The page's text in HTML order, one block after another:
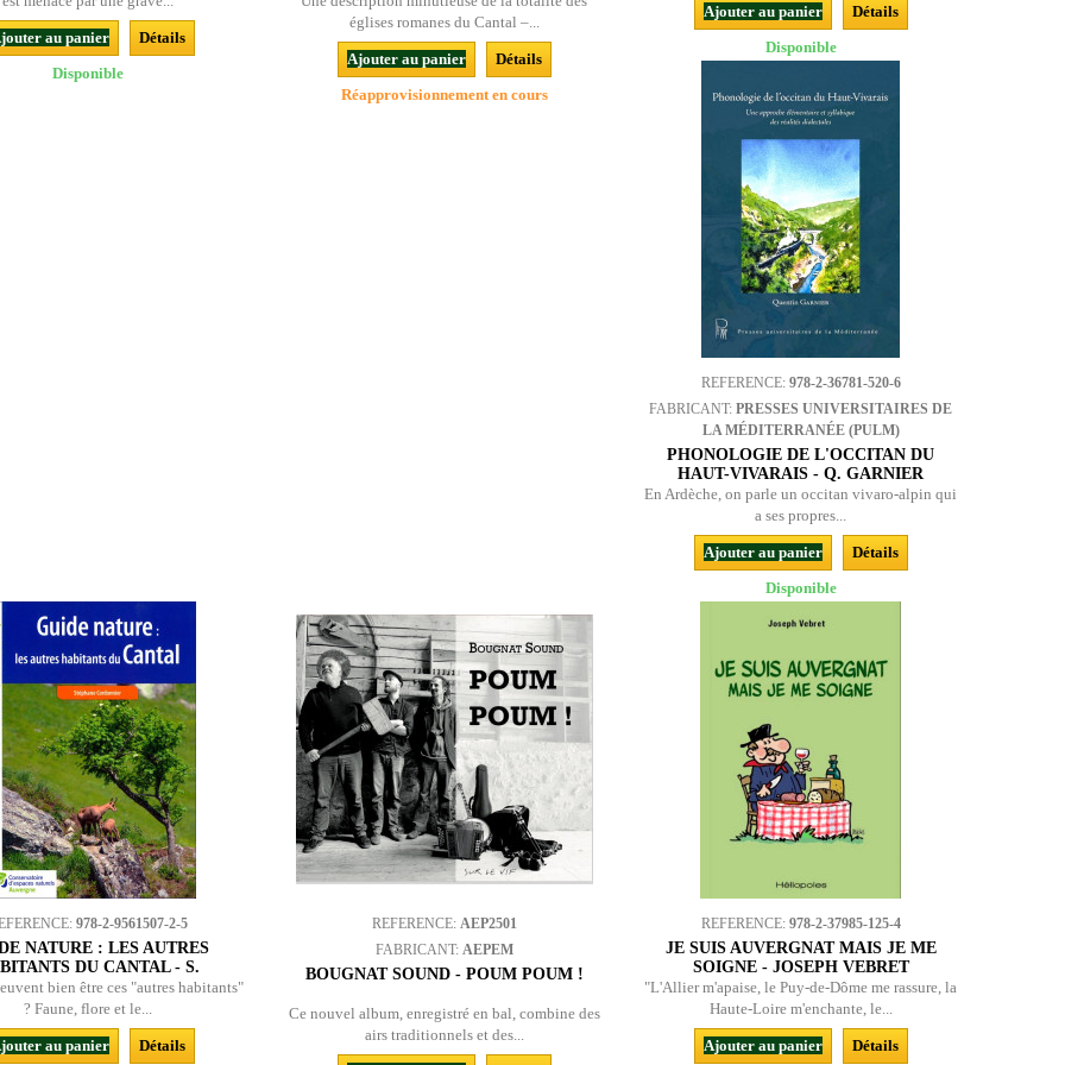
au panier
Détails
Disponible
églises romanes du Cantal –...
Ajouter au panier
Détails
Réapprovisionnement en cours
Ajouter au panier
Détails
Disponible
REFERENCE: 978-2-36781-520-6
FABRICANT:PRESSES UNIVERSITAIRES DE
LA MÉDITERRANÉE (PULM)
PHONOLOGIE DE L'OCCITAN DU
HAUT-VIVARAIS - Q. GARNIER
En Ardèche, on parle un occitan vivaro-alpin qui
a ses propres...
Ajouter au panier
Détails
Disponible
978-2-9561507-2-5
NATURE : LES AUTRES
DU CANTAL - S.
CORDONNIER
bien être ces "autres habitants"
? Faune, flore et le...
au panier Détails
REFERENCE: AEP2501
FABRICANT: AEPEM
BOUGNAT SOUND - POUM POUM !
Ce nouvel album, enregistré en bal, combine des
airs traditionnels et des...
REFERENCE: 978-2-37985-125-4
JE SUIS AUVERGNAT MAIS JE ME
SOIGNE - JOSEPH VEBRET
"L'Allier m'apaise, le Puy-de-Dôme me rassure, la
Haute-Loire m'enchante, le...
Ajouter au panier Détails